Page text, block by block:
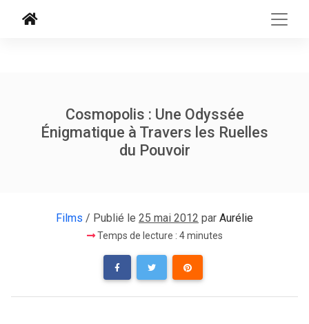
Cosmopolis : Une Odyssée
Énigmatique à Travers les Ruelles
du Pouvoir
Films / Publié le 25 mai 2012 par Aurélie
Temps de lecture : 4 minutes